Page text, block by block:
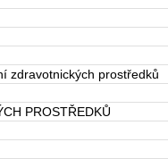
zdravotnických prostředků
PROSTŘEDKŮ